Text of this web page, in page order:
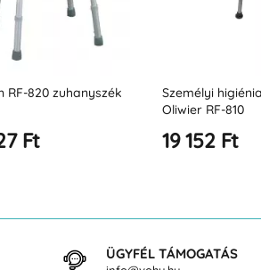
higiéniai szék
Ft
Cameron RF-
zuhanyszék
13 009 Ft
ÜGYFÉL TÁMOGATÁS